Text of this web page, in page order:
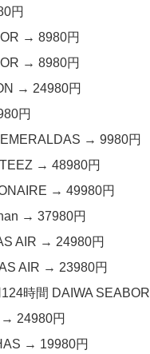
円
→ 8980円
→ 8980円
→ 24980円
円
→ 9980円
→ 48980円
→ 49980円
→ 37980円
AIR → 24980円
AIR → 23980円
時間 DAIWA
→ 24980円
→ 19980円